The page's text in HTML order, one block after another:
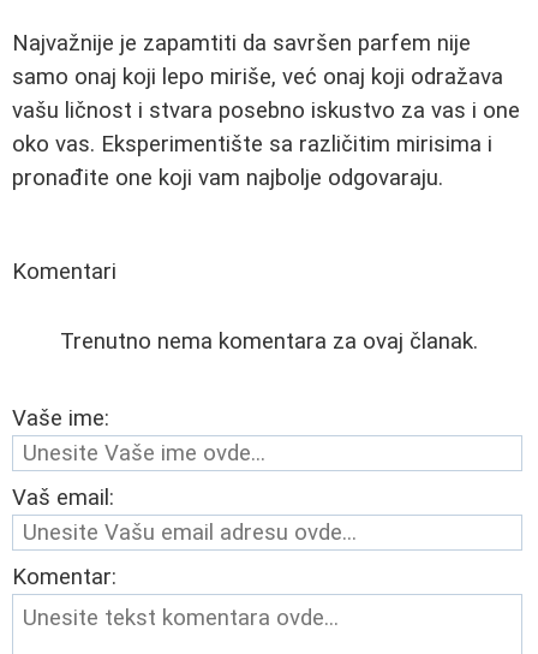
Najvažnije je zapamtiti da savršen parfem nije
samo onaj koji lepo miriše, već onaj koji odražava
vašu ličnost i stvara posebno iskustvo za vas i one
oko vas. Eksperimentište sa različitim mirisima i
pronađite one koji vam najbolje odgovaraju.
Komentari
Trenutno nema komentara za ovaj članak.
Vaše ime:
Vaš email:
Komentar: